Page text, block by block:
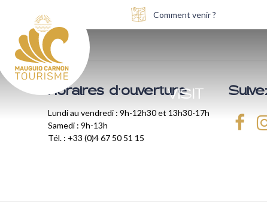
Comment venir ?
VISIT
Horaires d'ouverture
Lundi au vendredi : 9h-12h30 et 13h30-17h
Samedi : 9h-13h
Tél. : +33 (0)4 67 50 51 15